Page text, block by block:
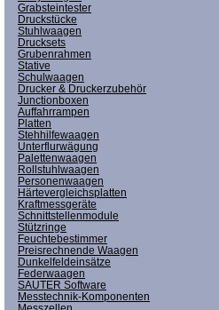
Grabsteintester
Druckstücke
Stuhlwaagen
Drucksets
Grubenrahmen
Stative
Schulwaagen
Drucker & Druckerzubehör
Junctionboxen
Auffahrrampen
Platten
Stehhilfewaagen
Unterflurwägung
Palettenwaagen
Rollstuhlwaagen
Personenwaagen
Härtevergleichsplatten
Kraftmessgeräte
Schnittstellenmodule
Stützringe
Feuchtebestimmer
Preisrechnende Waagen
Dunkelfeldeinsätze
Federwaagen
SAUTER Software
Messtechnik-Komponenten